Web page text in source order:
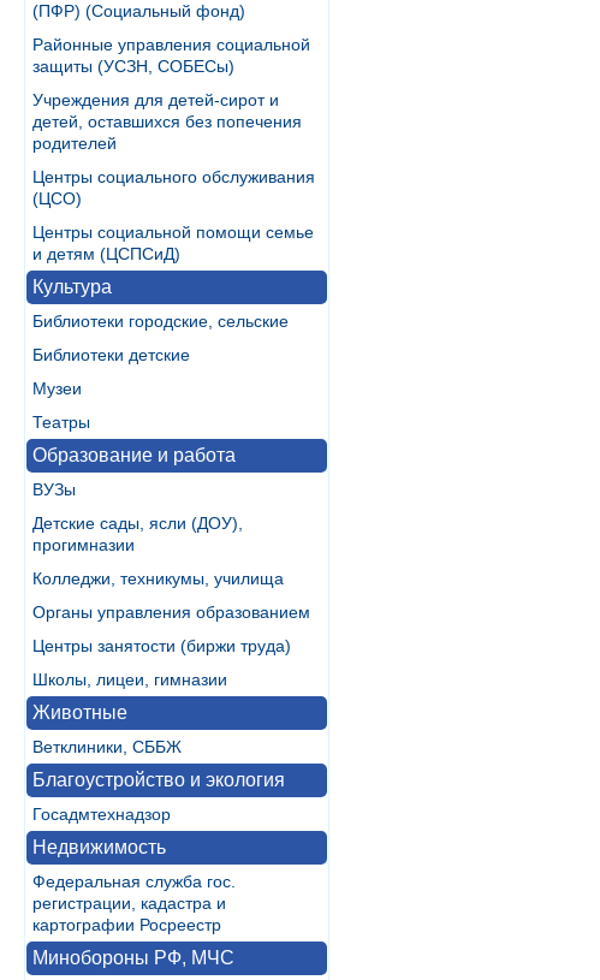
(ПФР) (Социальный фонд)
Районные управления социальной
защиты (УСЗН, СОБЕСы)
Учреждения для детей-сирот и
детей, оставшихся без попечения
родителей
Центры социального обслуживания
(ЦСО)
Центры социальной помощи семье
и детям (ЦСПСиД)
Культура
Библиотеки городские, сельские
Библиотеки детские
Музеи
Театры
Образование и работа
ВУЗы
Детские сады, ясли (ДОУ),
прогимназии
Колледжи, техникумы, училища
Органы управления образованием
Центры занятости (биржи труда)
Школы, лицеи, гимназии
Животные
Ветклиники, СББЖ
Благоустройство и экология
Госадмтехнадзор
Недвижимость
Федеральная служба гос.
регистрации, кадастра и
картографии Росреестр
Минобороны РФ, МЧС